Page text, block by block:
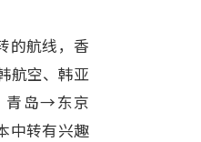
的航线，香
航空、韩亚
青岛→东京
中转有兴趣